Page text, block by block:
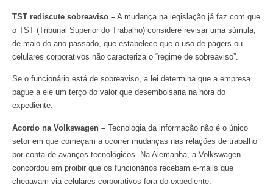
TST rediscute sobreaviso – A mudança na legislação já faz com que
o TST (Tribunal Superior do Trabalho) considere revisar uma súmula,
de maio do ano passado, que estabelece que o uso de pagers ou
celulares corporativos não caracteriza o “regime de sobreaviso”.
Se o funcionário está de sobreaviso, a lei determina que a empresa
pague a ele um terço do valor que desembolsaria na hora do
expediente.
Acordo na Volkswagen – Tecnologia da informação não é o único
setor em que começam a ocorrer mudanças nas relações de trabalho
por conta de avanços tecnológicos. Na Alemanha, a Volkswagen
concordou em proibir que os funcionários recebam e-mails que
chegavam via celulares corporativos fora do expediente.